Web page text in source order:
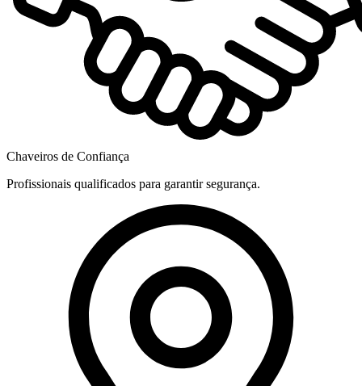
Chaveiros de Confiança
Profissionais qualificados para garantir segurança.